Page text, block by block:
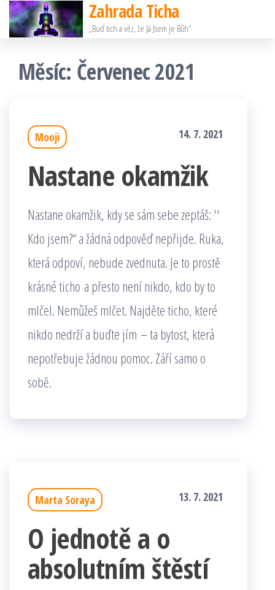
Přeskočit
na
obsah
Zahrada Ticha
„Buď tich a věz, že Já Jsem je Bůh“
Měsíc: Červenec 2021
Mooji 14. 7. 2021
Nastane okamžik
Nastane okamžik, kdy se sám sebe zeptáš: ′′
Kdo jsem?“ a žádná odpověď nepřijde. Ruka,
která odpoví, nebude zvednuta. Je to prostě
krásné ticho a přesto není nikdo, kdo by to
mlčel. Nemůžeš mlčet. Najděte ticho, které
nikdo nedrží a buďte jím – ta bytost, která
nepotřebuje žádnou pomoc. Září samo o
sobě.
Marta Soraya 13. 7. 2021
O jednotě a o
absolutním štěstí